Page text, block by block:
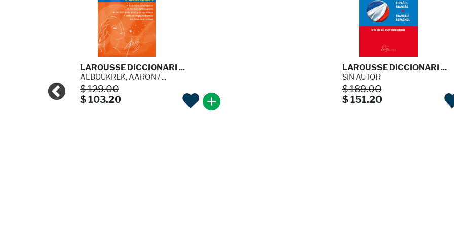
LAROUSSE DICCIONARI ...
ALBOUKREK, AARON / ...
$ 129.00
$ 103.20
LAROUSSE DICCIONARI ...
SIN AUTOR
$ 189.00
$ 151.20